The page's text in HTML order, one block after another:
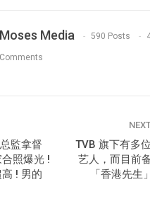
Moses Media 590 Posts
Comments
監拿督
照爆光 !
! 男的
TVB 旗下有多
艺人，而目前
「香港先生